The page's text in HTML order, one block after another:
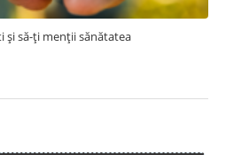
și să-ți menții sănătatea